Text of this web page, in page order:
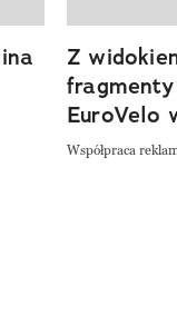
Z
EuroVelo
Współpraca